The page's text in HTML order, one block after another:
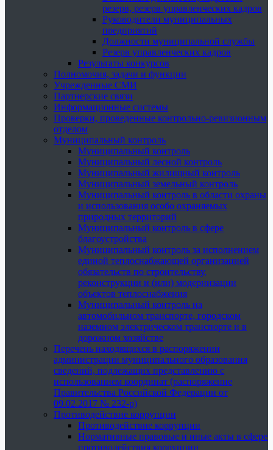
резерв, резерв управленческих кадров
Руководители муниципальных
предприятий
Должности муниципальной службы
Резерв управленческих кадров
Результаты конкурсов
Полномочия, задачи и функции
Учрежденные СМИ
Партнерские связи
Информационные системы
Проверки, проведенные контрольно-ревизионным
отделом
Муниципальный контроль
Муниципальный контроль
Муниципальный лесной контроль
Муниципальный жилищный контроль
Муниципальный земельный контроль
Муниципальный контроль в области охраны
и использования особо охраняемых
природных территорий
Муниципальный контроль в сфере
благоустройства
Муниципальный контроль за исполнением
единой теплоснабжающей организацией
обязательств по строительству,
реконструкции и (или) модернизации
объектов теплоснабжения
Муниципальный контроль на
автомобильном транспорте, городском
наземном электрическом транспорте и в
дорожном хозяйстве
Перечень находящихся в распоряжении
администрации муниципального образования
сведений, подлежащих представлению с
использованием координат (распоряжение
Правительства Российской Федерации от
09.02.2017 № 232-р)
Противодействие коррупции
Противодействие коррупции
Нормативные правовые и иные акты в сфере
противодействия коррупции